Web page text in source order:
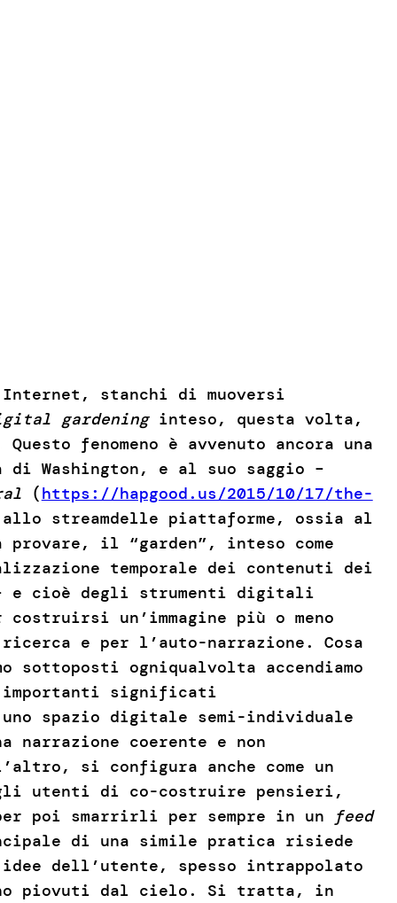
stanchi di muoversi
gardeninginteso, questa volta,
fenomeno è avvenuto ancora una
Washington, e al suo saggio –
(https://hapgood.us/2015/10/17/the-
streamdelle piattaforme, ossia al
il “garden”, inteso come
temporale dei contenuti dei
e cioè degli strumenti digitali
un’immagine più o meno
e per l’auto-narrazione. Cosa
ogniqualvolta accendiamo
importanti significati
spazio digitale semi-individuale
coerente e non
si configura anche come un
utenti di co-costruire pensieri,
poi smarrirli per sempre in un
feed
di una simile pratica risiede
dell’utente, spesso intrappolato
piovuti dal cielo. Si tratta, in